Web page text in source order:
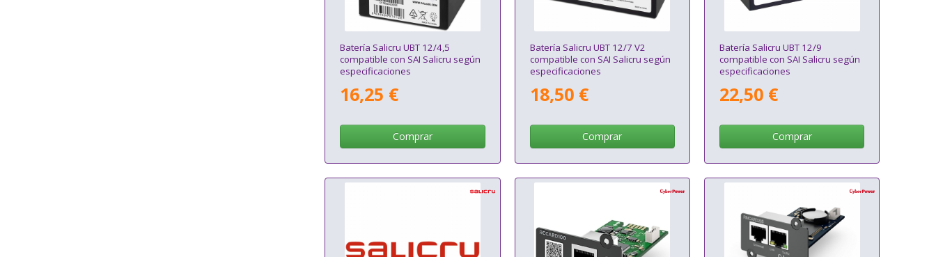
Batería Salicru UBT 12/4,5
compatible con SAI Salicru según
especificaciones
16,25 €
Comprar
Batería Salicru UBT 12/7 V2
compatible con SAI Salicru según
especificaciones
18,50 €
Comprar
Batería Salicru UBT 12/9
compatible con SAI Salicru según
especificaciones
22,50 €
Comprar